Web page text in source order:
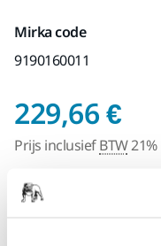
Mirka code
9190160011
229,66 €
Prijs inclusiefBTW21%
Binnenkort